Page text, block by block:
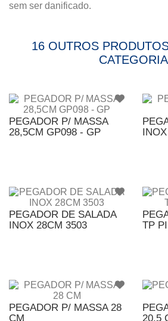
sem ser danificado.
16 OUTROS
CATEGORIA
PEGADOR P/ MASSA
28,5CM GP098 - GP
PEGADOR DE SALADA
INOX 28CM 3503
TP
PEGADOR P/ MASSA 28
CM
20,5